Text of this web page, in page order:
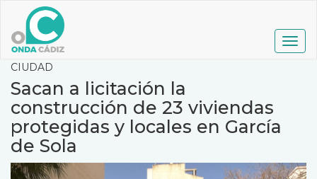
contenido
principal
CIUDAD
Sacan a licitación la
construcción de 23 viviendas
protegidas y locales en García
de Sola